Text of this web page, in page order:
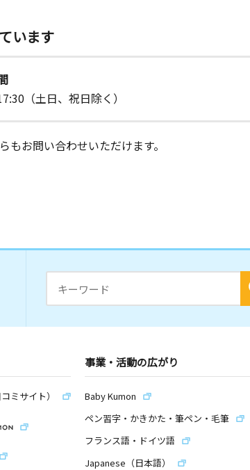
います
（土日、祝日除く）
お問い合わせいただけます。
ミサイト）
事業・活動の広がり
Baby Kumon
ペン習字・かきかた・筆ペン・毛筆
フランス語・ドイツ語
Japanese（日本語）